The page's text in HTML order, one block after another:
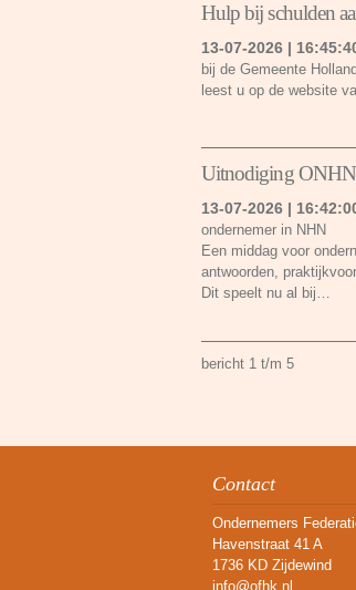
Hulp bij schulden
13-07-2026 |
bij de Gemeente
leest u op de website
Uitnodiging ONHN
13-07-2026 |
ondernemer in NHN
Een middag voor
antwoorden,
Dit speelt nu al bij…
bericht 1 t/m 5
Contact
Ondernemers
Havenstraat 41 A
1736 KD Zijdewind
info@ofhk.nl